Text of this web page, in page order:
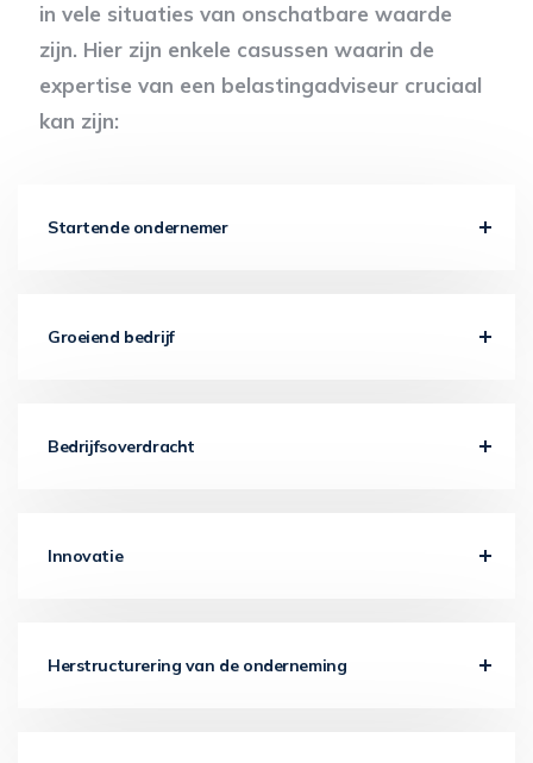
in vele situaties van onschatbare waarde
zijn. Hier zijn enkele casussen waarin de
expertise van een belastingadviseur cruciaal
kan zijn:
Startende ondernemer
Groeiend bedrijf
Bedrijfsoverdracht
Innovatie
Herstructurering van de onderneming